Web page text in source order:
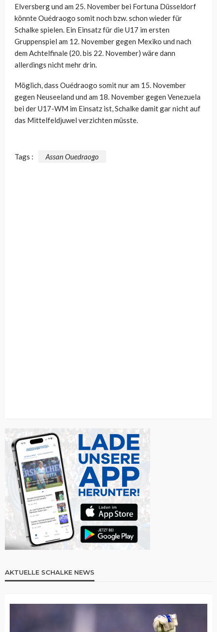
Elversberg und am 25. November bei Fortuna Düsseldorf
könnte Ouédraogo somit noch bzw. schon wieder für
Schalke spielen. Ein Einsatz für die U17 im ersten
Gruppenspiel am 12. November gegen Mexiko und nach
dem Achtelfinale (20. bis 22. November) wäre dann
allerdings nicht mehr drin.
Möglich, dass Ouédraogo somit nur am 15. November
gegen Neuseeland und am 18. November gegen Venezuela
bei der U17-WM im Einsatz ist, Schalke damit gar nicht auf
das Mittelfeldjuwel verzichten müsste.
Tags : Assan Ouedraogo
AKTUELLE SCHALKE NEWS